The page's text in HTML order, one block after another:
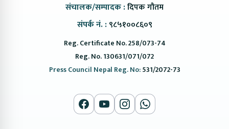
संचालक/सम्पादक :दिपक गौतम
संपर्क नं. : ९८५१००८६०९
Reg. Certificate No. 258/073-74
Reg. No. 130631/071/072
Press Council Nepal Reg. No:531/2072-73